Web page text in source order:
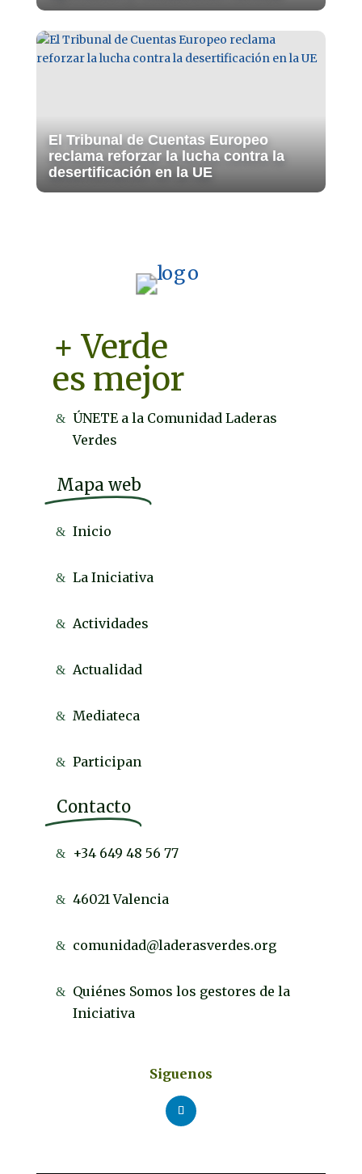
El Tribunal de Cuentas Europeo
reclama reforzar la lucha contra la
desertificación en la UE
+ Verde
es mejor
ÚNETE a la Comunidad Laderas
Verdes
Mapa web
Inicio
La Iniciativa
Actividades
Actualidad
Mediateca
Participan
Contacto
+34 649 48 56 77
46021 Valencia
comunidad@laderasverdes.org
Quiénes Somos los gestores de la
Iniciativa
Siguenos